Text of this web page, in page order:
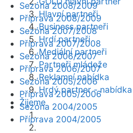
Hlavní partneři
Business partneři
Hrdí partneři
Mediální partneři
Partneři mládeže
Reklamní nabídka
Hrdý partner - nabídka
Žijeme
Sezóna 2008/2009
Příprava 2008/2009
Sezóna 2007/2008
Příprava 2007/2008
Sezóna 2006/2007
Příprava 2006/2007
Sezóna 2005/2006
Příprava 2005/2006
Sezóna 2004/2005
Příprava 2004/2005